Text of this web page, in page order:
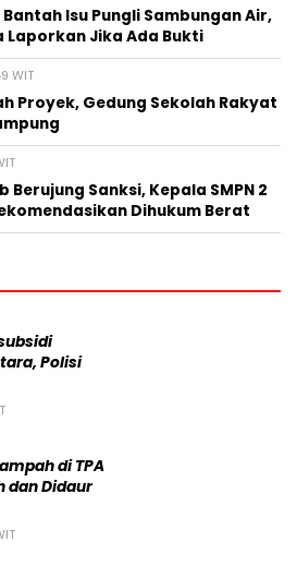
Isu Pungli Sambungan Air,
Jika Ada Bukti
WIT
Proyek, Gedung Sekolah Rakyat
Berujung Sanksi, Kepala SMPN 2
Dihukum Berat
Polisi
di TPA
dan Didaur